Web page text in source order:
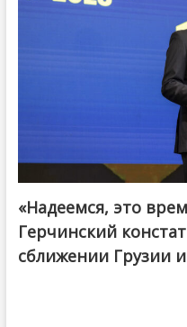
«Надеемся, это
Герчинский
сближении Грузии